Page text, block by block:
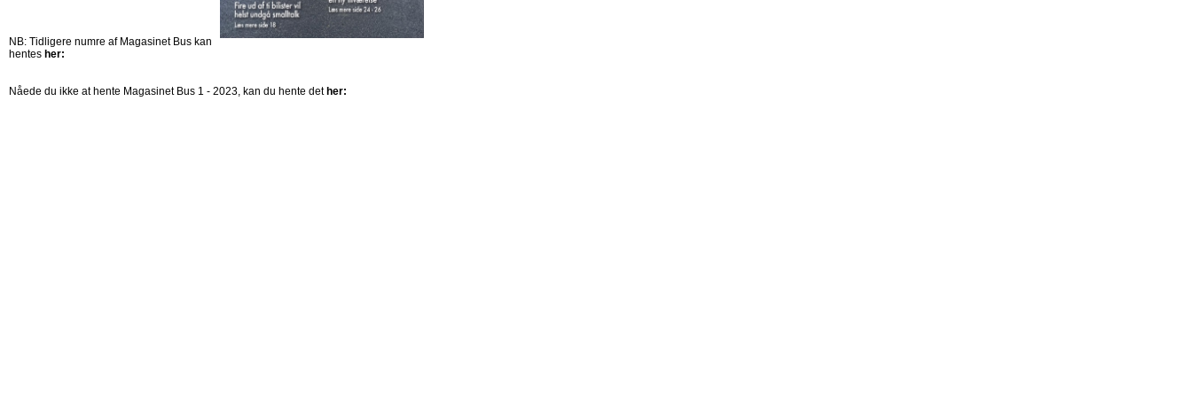
NB: Tidligere numre af Magasinet Bus kan
hentes her:
Nåede du ikke at hente Magasinet Bus 1 - 2023, kan du hente det her: